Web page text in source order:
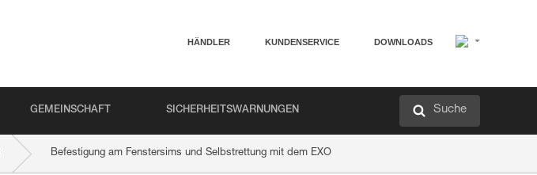
HÄNDLER KUNDENSERVICE DOWNLOADS
GEMEINSCHAFT SICHERHEITSWARNUNGEN Suche
Befestigung am Fenstersims und Selbstrettung mit dem EXO